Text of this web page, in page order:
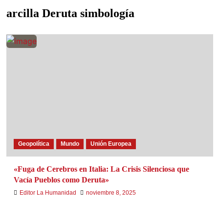
arcilla Deruta simbología
Geopolítica Mundo Unión Europea
«Fuga de Cerebros en Italia: La Crisis Silenciosa que
Vacía Pueblos como Deruta»
Editor La Humanidad noviembre 8, 2025